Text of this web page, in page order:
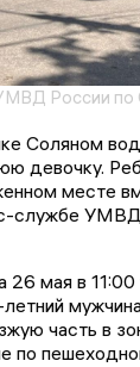
России по
Соляном
девочку.
месте
службе
26 мая в
часть в
по